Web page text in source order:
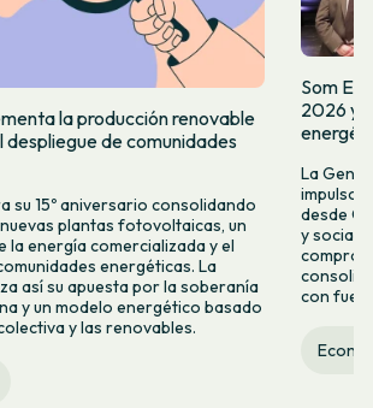
la producción renovable
despliegue de comunidades
su 15º aniversario consolidando
plantas fotovoltaicas, un
la energía comercializada y el
energéticas. La
así su apuesta por la soberanía
y un modelo energético basado
y las renovables.
Som
2026 y
La
impulso
desde
y
con